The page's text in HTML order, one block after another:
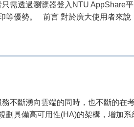
需透過瀏覽器登入NTU AppShare
等優勢。 前言 對於廣大使用者來說
不斷湧向雲端的同時，也不斷的在
具備高可用性(HA)的架構，增加